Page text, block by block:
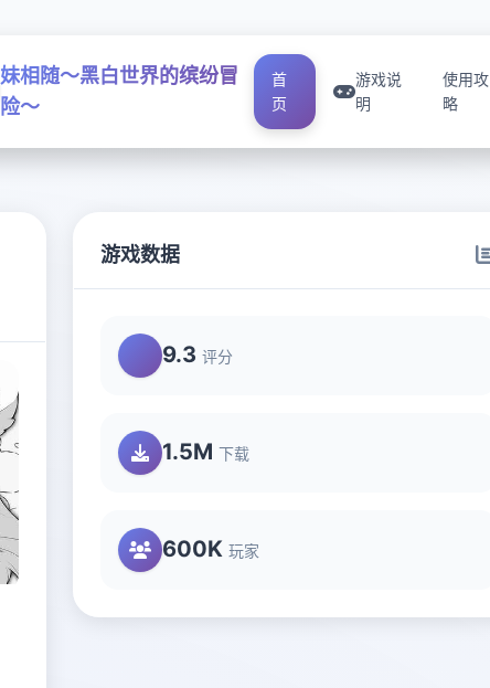
妹相随～黑白世界的缤纷冒
险～
首
页
游戏说
明
使用攻
略
游戏数据
9.3 评分
1.5M 下载
600K 玩家